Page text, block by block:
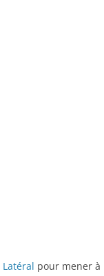
Latéral pour mener à